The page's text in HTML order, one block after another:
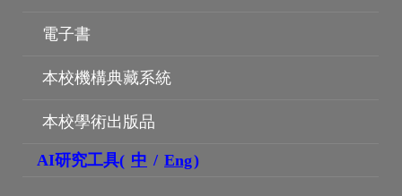
電子書
本校機構典藏系統
本校學術出版品
AI研究工具( 中 / Eng)